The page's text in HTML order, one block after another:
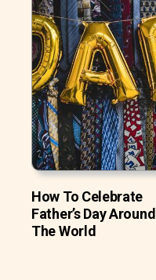
How To Celebrate
Father’s Day Around
The World